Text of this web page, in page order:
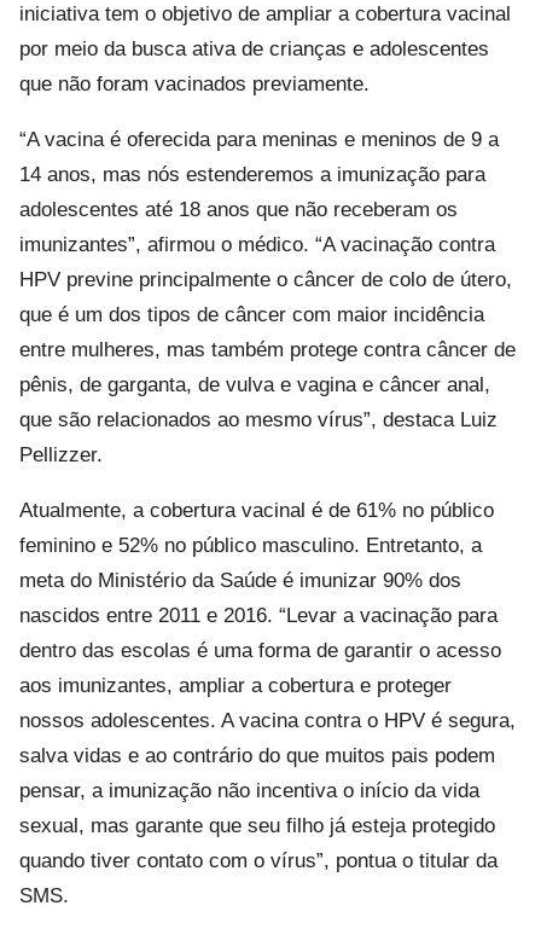
iniciativa tem o objetivo de ampliar a cobertura vacinal
por meio da busca ativa de crianças e adolescentes
que não foram vacinados previamente.
“A vacina é oferecida para meninas e meninos de 9 a
14 anos, mas nós estenderemos a imunização para
adolescentes até 18 anos que não receberam os
imunizantes”, afirmou o médico. “A vacinação contra
HPV previne principalmente o câncer de colo de útero,
que é um dos tipos de câncer com maior incidência
entre mulheres, mas também protege contra câncer de
pênis, de garganta, de vulva e vagina e câncer anal,
que são relacionados ao mesmo vírus”, destaca Luiz
Pellizzer.
Atualmente, a cobertura vacinal é de 61% no público
feminino e 52% no público masculino. Entretanto, a
meta do Ministério da Saúde é imunizar 90% dos
nascidos entre 2011 e 2016. “Levar a vacinação para
dentro das escolas é uma forma de garantir o acesso
aos imunizantes, ampliar a cobertura e proteger
nossos adolescentes. A vacina contra o HPV é segura,
salva vidas e ao contrário do que muitos pais podem
pensar, a imunização não incentiva o início da vida
sexual, mas garante que seu filho já esteja protegido
quando tiver contato com o vírus”, pontua o titular da
SMS.